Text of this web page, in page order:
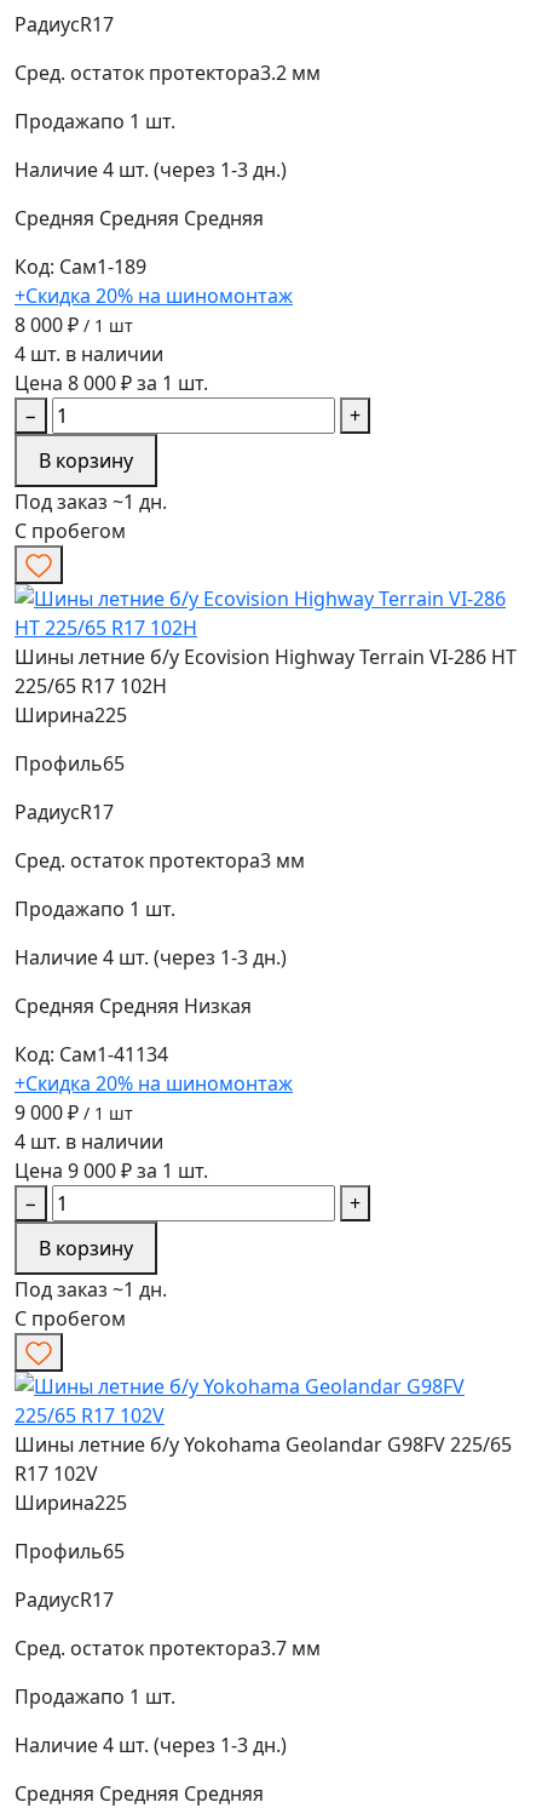
РадиусR17
Сред. остаток протектора3.2 мм
Продажапо 1 шт.
Наличие4 шт. (через 1-3 дн.)
Средняя Средняя Средняя
Код: Сам1-189
+Скидка 20% на шиномонтаж
8 000 ₽ / 1 шт
4 шт. в наличии
Цена 8 000 ₽ за 1 шт.
−
+
В корзину
Под заказ ~1 дн.
С пробегом
Шины летние б/у Ecovision Highway Terrain VI-286 HT
225/65 R17 102H
Ширина225
Профиль65
РадиусR17
Сред. остаток протектора3 мм
Продажапо 1 шт.
Наличие4 шт. (через 1-3 дн.)
Средняя Средняя Низкая
Код: Сам1-41134
+Скидка 20% на шиномонтаж
9 000 ₽ / 1 шт
4 шт. в наличии
Цена 9 000 ₽ за 1 шт.
−
+
В корзину
Под заказ ~1 дн.
С пробегом
Шины летние б/у Yokohama Geolandar G98FV 225/65
R17 102V
Ширина225
Профиль65
РадиусR17
Сред. остаток протектора3.7 мм
Продажапо 1 шт.
Наличие4 шт. (через 1-3 дн.)
Средняя Средняя Средняя